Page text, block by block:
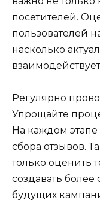
посетителей.
пользователей
насколько
Регулярно
Упрощайте
На каждом этапе
сбора отзывов.
только оценить
создавать
будущих